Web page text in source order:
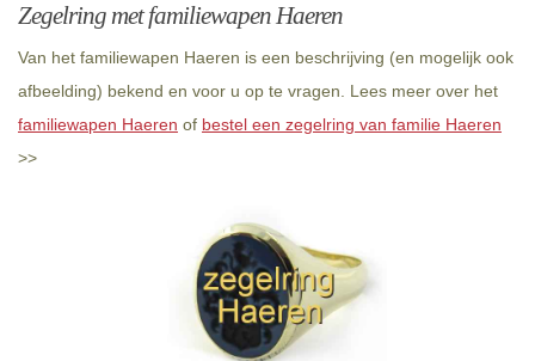
Zegelring met familiewapen Haeren
Van het familiewapen Haeren is een beschrijving (en mogelijk ook
afbeelding) bekend en voor u op te vragen. Lees meer over het
familiewapen Haeren of bestel een zegelring van familie Haeren
>>